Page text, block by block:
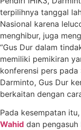
terpilihnya tanggal
Nasional karena
menghibur, juga
“Gus Dur dalam
memiliki pemikiran
konferensi pers pada
Darminto, Gus Dur
berkaitan dengan
Pada kesempatan
Wahid dan pengasuh